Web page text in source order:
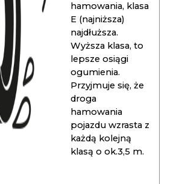
hamowania, klasa
E (najniższa)
najdłuższa.
Wyższa klasa, to
lepsze osiągi
ogumienia.
Przyjmuje się, że
droga
hamowania
pojazdu wzrasta z
każdą kolejną
klasą o ok.3,5 m.